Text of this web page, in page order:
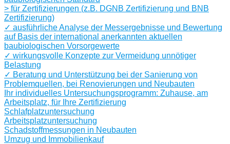
> für Zertifizierungen (z.B. DGNB Zertifizierung und BNB
Zertifizierung)
✓ ausführliche Analyse der Messergebnisse und Bewertung
auf Basis der international anerkannten aktuellen
baubiologischen Vorsorgewerte
✓ wirkungsvolle Konzepte zur Vermeidung unnötiger
Belastung
✓ Beratung und Unterstützung bei der Sanierung von
Problemquellen, bei Renovierungen und Neubauten
Ihr individuelles Untersuchungsprogramm: Zuhause, am
Arbeitsplatz, für Ihre Zertifizierung
Schlafplatzuntersuchung
Arbeitsplatzuntersuchung
Schadstoffmessungen in Neubauten
Umzug und Immobilienkauf